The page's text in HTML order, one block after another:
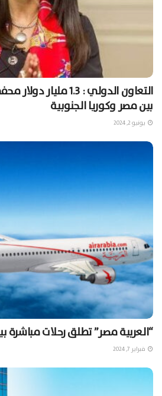
التعاون الدولي : 1.3
بين مصر وكوريا الجنوبية
يونيو 2, 2024
“العربية مصر” تطلق رحلات مباشرة
فبراير 7, 2024